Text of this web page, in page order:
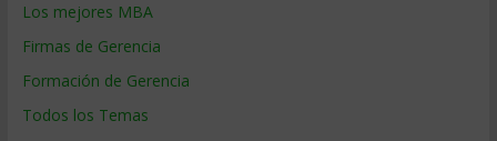
Los mejores MBA
Firmas de Gerencia
Formación de Gerencia
Todos los Temas